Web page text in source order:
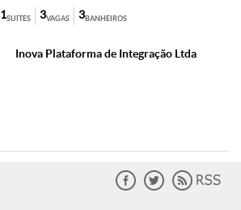
SUÍTES
1 VAGAS
3 BANHEIROS
3
Inova Plataforma de Integração Ltda